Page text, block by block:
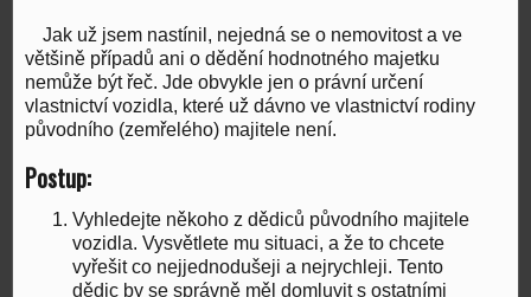
Jak už jsem nastínil, nejedná se o nemovitost a ve
většině případů ani o dědění hodnotného majetku
nemůže být řeč. Jde obvykle jen o právní určení
vlastnictví vozidla, které už dávno ve vlastnictví rodiny
původního (zemřelého) majitele není.
Postup:
Vyhledejte někoho z dědiců původního majitele
vozidla. Vysvětlete mu situaci, a že to chcete
vyřešit co nejjednodušeji a nejrychleji. Tento
dědic by se správně měl domluvit s ostatními